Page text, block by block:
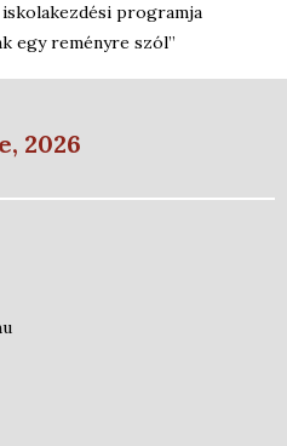
programja
egy reményre szól”
2026